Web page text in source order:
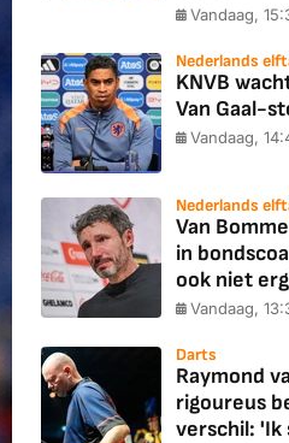
Vandaag,
Nederlands
KNVB
Van Gaal-
Vandaag,
Nederlands
Van
in
ook niet
Vandaag,
Darts
Raymond
rigoureus
verschil: 'Ik